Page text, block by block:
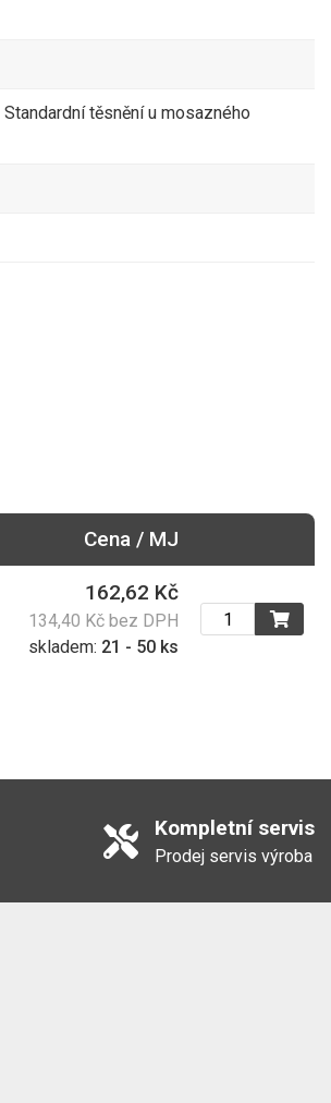
167,00 Kč
202,07 Kč s DPH
741,00 Kč
3 840,54 Kč s DPH
těsnění u mosazného
Cena / MJ
162,62 Kč
134,40 Kč bez DPH
skladem: 21 - 50 ks
Kompletní servis
Prodej servis výroba